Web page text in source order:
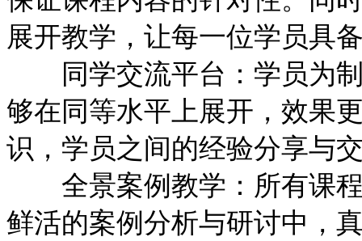
展开教学，让每一位学员具
同学交流平台：学员为制
够在同等水平上展开，效果
识，学员之间的经验分享与
全景案例教学：所有课程
鲜活的案例分析与研讨中，